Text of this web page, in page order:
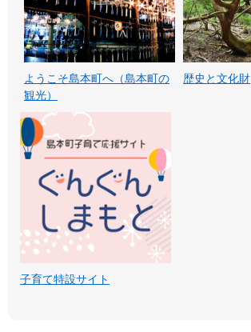
ようこそ島本町へ（島本町の
観光）
歴史と文化財
子育て特設サイト